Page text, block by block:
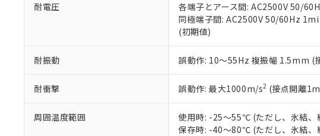
耐電圧
各端子とアース間: AC2500V 50/
同極端子間: AC2500V 50/60Hz
(初期値)
耐振動 誤動作: 10～55Hz 複振幅 1.5mm (
耐衝撃 誤動作: 最大1000m/s2 (接点開離
周囲温度範囲
使用時: -25～55℃ (ただし、氷結、
保存時: -40～80℃ (ただし、氷結、